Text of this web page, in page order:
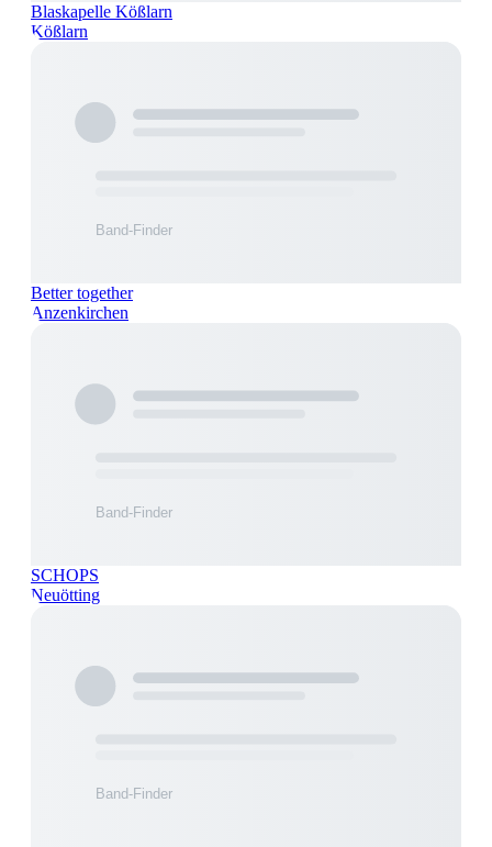
Blaskapelle Kößlarn
Kößlarn
Better together
Anzenkirchen
SCHOPS
Neuötting